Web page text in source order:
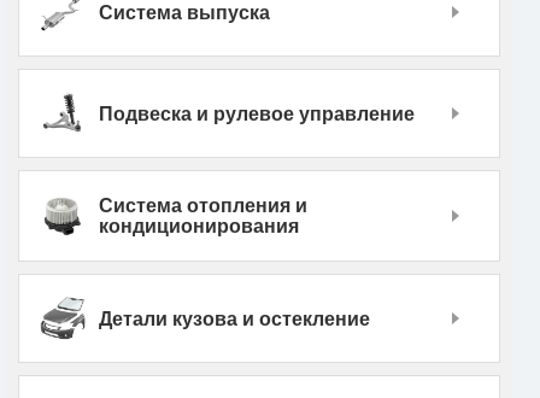
Система выпуска
Подвеска и рулевое управление
Система отопления и
кондиционирования
Детали кузова и остекление